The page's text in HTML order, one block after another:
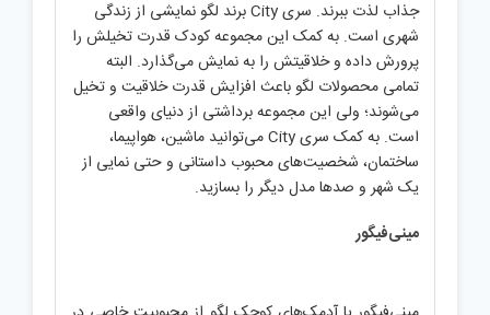
جذاب لذت ببرند. سری City برند لگو نمایشی از زندگی
شهری است. به کمک این مجموعه کودک قدرت تخیلش را
پرورش داده و خلاقیتش را به نمایش می‌گذارد. البته
تمامی محصولات لگو باعث افزایش قدرت خلاقیت و تخیل
می‌شوند؛ ولی این مجموعه برداشتی از دنیای واقعی
است. به کمک سری City می‌توانید ماشین، هواپیما،
ساختمان، شخصیت‌های محبوب داستانی و حتی نمایی از
یک شهر و صدها مدل دیگر را بسازید.
مینی‌فیگور